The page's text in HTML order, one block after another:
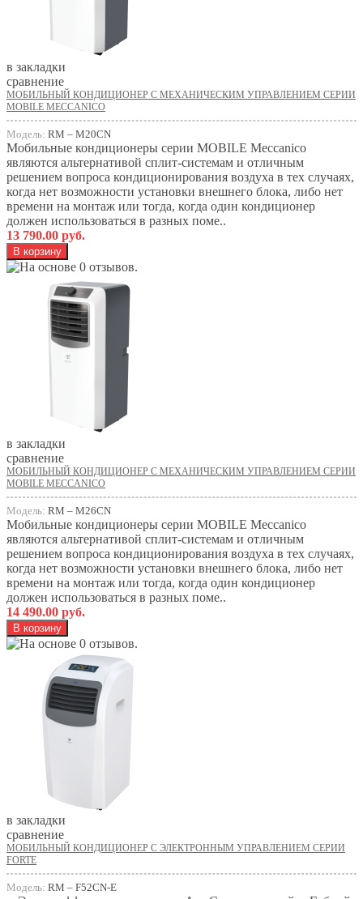
в закладки
сравнение
МОБИЛЬНЫЙ КОНДИЦИОНЕР С МЕХАНИЧЕСКИМ УПРАВЛЕНИЕМ СЕРИИ
MOBILE MECCANICO
Модель: RM – M20СN
Мобильные кондиционеры серии MOBILE Meccanico
являются альтернативой сплит-системам и отличным
решением вопроса кондиционирования воздуха в тех случаях,
когда нет возможности установки внешнего блока, либо нет
времени на монтаж или тогда, когда один кондиционер
должен использоваться в разных поме..
13 790.00 руб.
в закладки
сравнение
МОБИЛЬНЫЙ КОНДИЦИОНЕР С МЕХАНИЧЕСКИМ УПРАВЛЕНИЕМ СЕРИИ
MOBILE MECCANICO
Модель: RM – M26СN
Мобильные кондиционеры серии MOBILE Meccanico
являются альтернативой сплит-системам и отличным
решением вопроса кондиционирования воздуха в тех случаях,
когда нет возможности установки внешнего блока, либо нет
времени на монтаж или тогда, когда один кондиционер
должен использоваться в разных поме..
14 490.00 руб.
в закладки
сравнение
МОБИЛЬНЫЙ КОНДИЦИОНЕР С ЭЛЕКТРОННЫМ УПРАВЛЕНИЕМ СЕРИИ
FORTE
Модель: RM – F52CN-E